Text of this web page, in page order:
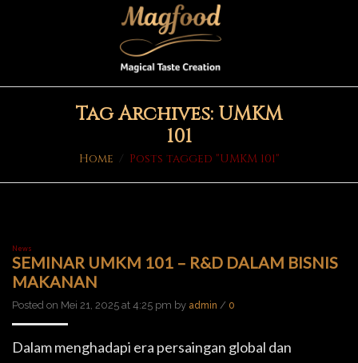
Tag Archives: UMKM
101
Home / Posts tagged "UMKM 101"
News
SEMINAR UMKM 101 – R&D DALAM BISNIS
MAKANAN
Posted on Mei 21, 2025 at 4:25 pm by admin / 0
Dalam menghadapi era persaingan global dan